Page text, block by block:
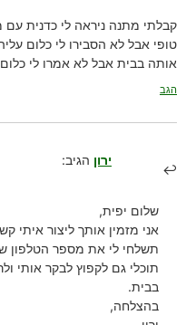
קבלתי מתנה ניראה לי כדנית עם
טופי אבל לא הסבירו לי כלום
אותה בבית אבל לא אמרו לי
הגב
ירון הגיב:
שלום יפית,
אני מזמין אותך ליצור איתי
תשלחי לי את מספר הטלפון
תוכלי גם לקפוץ לבקר אותי
בבית.
בהצלחה,